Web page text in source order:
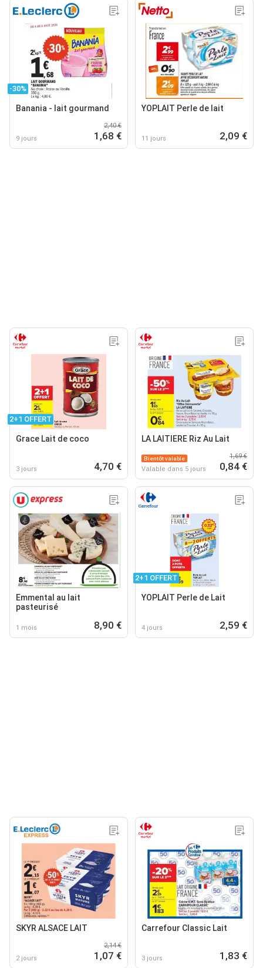
-30%
Banania - lait gourmand
9 jours
2,40 €
1,68 €
YOPLAIT Perle de lait
11 jours 2,09 €
2+1 OFFERT
Grace Lait de coco
3 jours 4,70 €
LA LAITIERE Riz Au Lait
Bientôt valable
Valable dans 5 jours
1,69 €
0,84 €
Emmental au lait
pasteurisé
1 mois 8,90 €
2+1 OFFERT
YOPLAIT Perle de Lait
4 jours 2,59 €
SKYR ALSACE LAIT
2 jours
2,14 €
1,07 €
Carrefour Classic Lait
3 jours 1,83 €